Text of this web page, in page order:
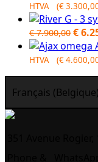
HTVA (€
€7.900,00
price
was:
€
HTVA (€
Français (Belgique)